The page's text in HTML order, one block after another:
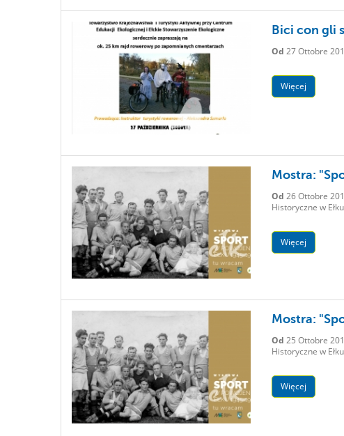
Bici con gli
Od 27 Ottobre
Więcej
Mostra:
Od 26 Ottobre
Historyczne w Ełku
Więcej
Mostra:
Od 25 Ottobre
Historyczne w Ełku
Więcej